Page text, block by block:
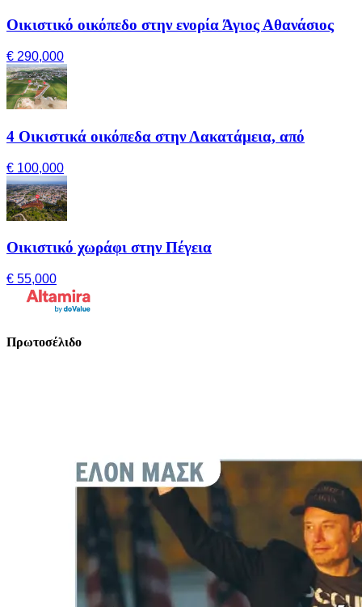
Οικιστικό οικόπεδο στην ενορία Άγιος Αθανάσιος
€ 290,000
4 Οικιστικά οικόπεδα στην Λακατάμεια, από
€ 100,000
Οικιστικό χωράφι στην Πέγεια
€ 55,000
Πρωτοσέλιδο